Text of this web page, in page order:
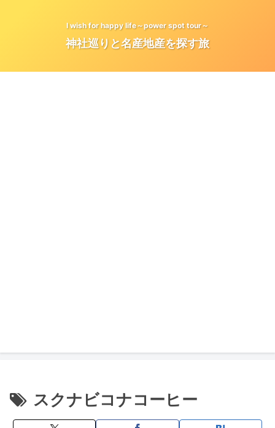
I wish for happy life～power spot tour～
神社巡りと名産地産を探す旅
スクナビコナコーヒー